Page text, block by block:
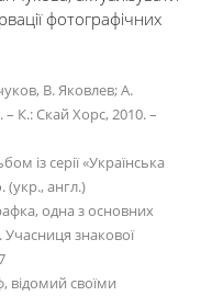
фотографічних
В. Яковлев; А.
– К.: Скай Хорс, 2010.–
із серії«Українська
(укр., англ.)
одна з основних
Учасниця знакової
відомий своїми